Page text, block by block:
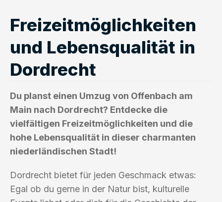
Freizeitmöglichkeiten
und Lebensqualität in
Dordrecht
Du planst einen Umzug von Offenbach am
Main nach Dordrecht? Entdecke die
vielfältigen Freizeitmöglichkeiten und die
hohe Lebensqualität in dieser charmanten
niederländischen Stadt!
Dordrecht bietet für jeden Geschmack etwas:
Egal ob du gerne in der Natur bist, kulturelle